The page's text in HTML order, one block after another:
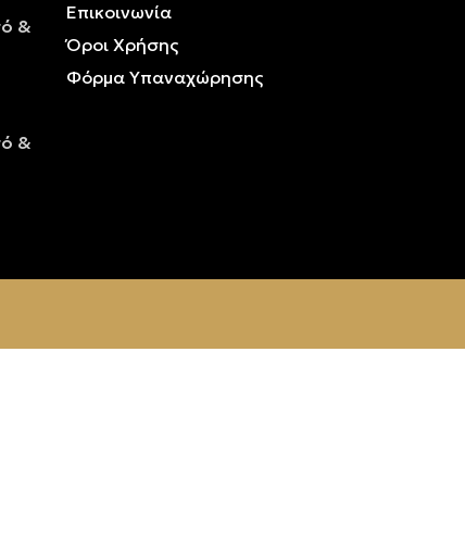
&
&
Επικοινωνία
Όροι Χρήσης
Φόρμα Υπαναχώρησης